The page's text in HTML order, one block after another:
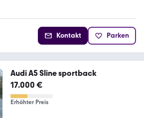
Kontakt Parken
Audi A5 Sline sportback
17.000 €
Erhöhter Preis